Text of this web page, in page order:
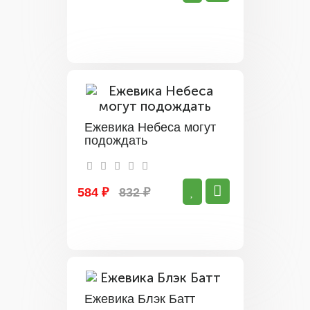
Ежевика Небеса могут
подождать
584 ₽ 832 ₽
Ежевика Блэк Батт